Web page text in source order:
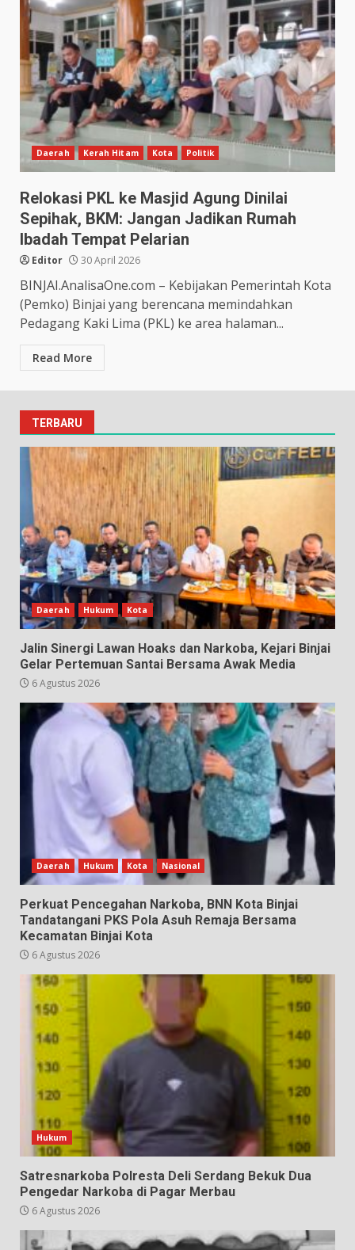
Daerah Kerah Hitam Kota Politik
Relokasi PKL ke Masjid Agung Dinilai
Sepihak, BKM: Jangan Jadikan Rumah
Ibadah Tempat Pelarian
Editor 30 April 2026
BINJAI.AnalisaOne.com – Kebijakan Pemerintah Kota
(Pemko) Binjai yang berencana memindahkan
Pedagang Kaki Lima (PKL) ke area halaman...
Read More
TERBARU
Daerah Hukum Kota
Jalin Sinergi Lawan Hoaks dan Narkoba, Kejari Binjai
Gelar Pertemuan Santai Bersama Awak Media
6 Agustus 2026
Daerah Hukum Kota Nasional
Perkuat Pencegahan Narkoba, BNN Kota Binjai
Tandatangani PKS Pola Asuh Remaja Bersama
Kecamatan Binjai Kota
6 Agustus 2026
Hukum
Satresnarkoba Polresta Deli Serdang Bekuk Dua
Pengedar Narkoba di Pagar Merbau
6 Agustus 2026